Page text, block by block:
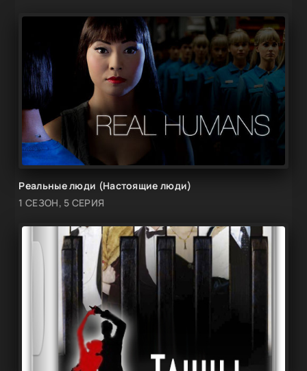
Реальные люди (Настоящие люди)
1 СЕЗОН, 5 СЕРИЯ